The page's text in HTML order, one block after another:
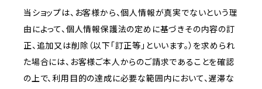
当ショップは、お客様から、個人情報が真実でないという理
由によって、個人情報保護法の定めに基づきその内容の訂
正、追加又は削除（以下「訂正等」といいます。）を求められ
た場合には、お客様ご本人からのご請求であることを確認
の上で、利用目的の達成に必要な範囲内において、遅滞な